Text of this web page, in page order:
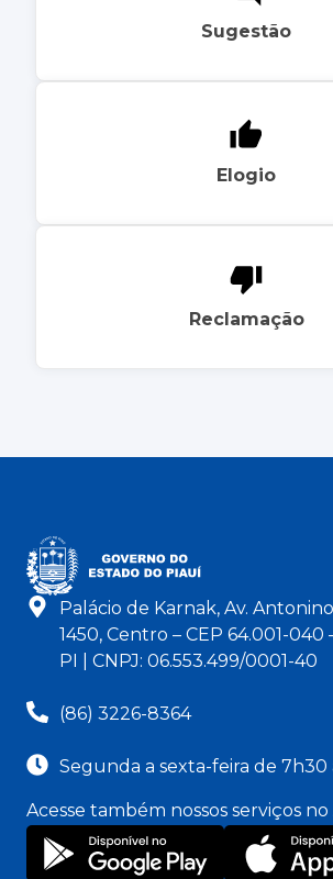
Sugestão
Elogio
Reclamação
Palácio de Karnak, Av.
1450, Centro – CEP 64.001-040
PI | CNPJ: 06.553.499/0001-40
(86) 3226-8364
Segunda a sexta-feira de 7h30
Acesse também nossos serviços